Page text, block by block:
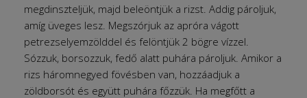
megdinszteljük, majd beleöntjük a rizst. Addig pároljuk,
amíg üveges lesz. Megszórjuk az apróra vágott
petrezselyemzölddel és felöntjük 2 bögre vízzel.
Sózzuk, borsozzuk, fedő alatt puhára pároljuk. Amikor a
rizs háromnegyed fövésben van, hozzáadjuk a
zöldborsót és együtt puhára főzzük. Ha megfőtt a